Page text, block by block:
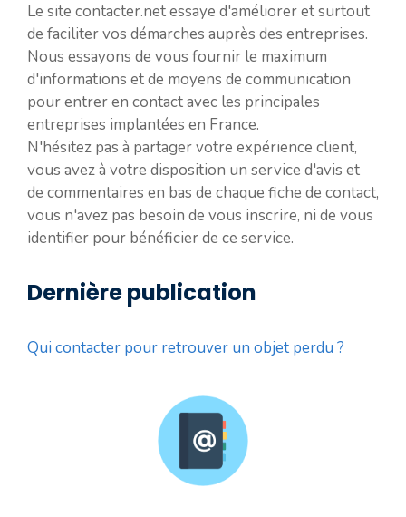
Le site contacter.net essaye d'améliorer et surtout
de faciliter vos démarches auprès des entreprises.
Nous essayons de vous fournir le maximum
d'informations et de moyens de communication
pour entrer en contact avec les principales
entreprises implantées en France.
N'hésitez pas à partager votre expérience client,
vous avez à votre disposition un service d'avis et
de commentaires en bas de chaque fiche de contact,
vous n'avez pas besoin de vous inscrire, ni de vous
identifier pour bénéficier de ce service.
Dernière publication
Qui contacter pour retrouver un objet perdu ?